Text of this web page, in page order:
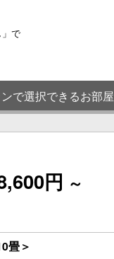
で
で選択できるお部屋
円 ～
畳＞